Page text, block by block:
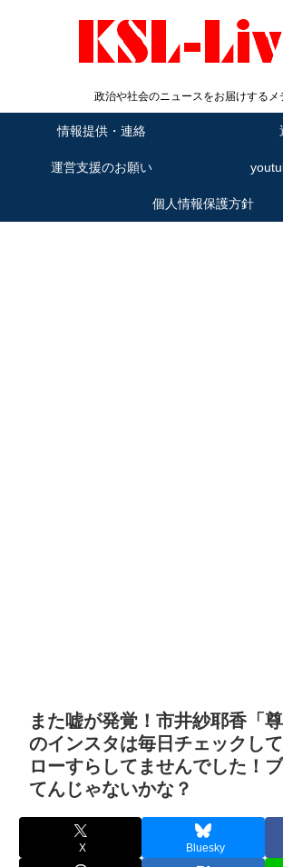
政治や社会のニュースをお届けするメ
情報提供・連絡
運営支援のお願い
個人情報保護方針
また嘘が発覚！市井紗耶香「
のインスタは毎日チェックし
ローすらしてませんでした！
てんじゃないかな？
X Bluesky